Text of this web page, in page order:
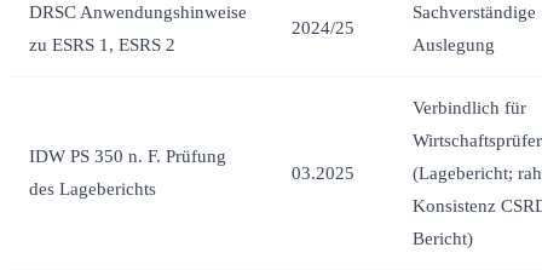
DRSC Anwendungshinweise
zu ESRS 1, ESRS 2
2024/25
Sachverständige
Auslegung
IDW PS 350 n. F. Prüfung
des Lageberichts
03.2025
Verbindlich für
Wirtschaftsprüfer
(Lagebericht;
Konsistenz
Bericht)